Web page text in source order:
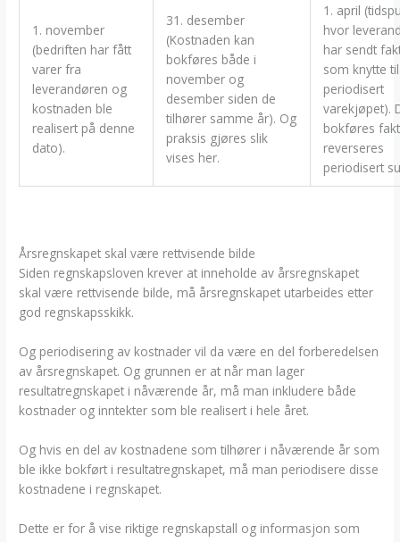
1. november
(bedriften har fått
varer fra
leverandøren og
kostnaden ble
realisert på denne
dato).
31. desember
(Kostnaden kan
bokføres både i
november og
desember siden de
tilhører samme år). Og
praksis gjøres slik
vises her.
1. april
hvor
har sendt
som knytte til
periodisert
varekjøpet).
bokføres
reverseres
periodisert
Årsregnskapet skal være rettvisende bilde
Siden regnskapsloven krever at inneholde av årsregnskapet
skal være rettvisende bilde, må årsregnskapet utarbeides etter
god regnskapsskikk.
Og periodisering av kostnader vil da være en del forberedelsen
av årsregnskapet. Og grunnen er at når man lager
resultatregnskapet i nåværende år, må man inkludere både
kostnader og inntekter som ble realisert i hele året.
Og hvis en del av kostnadene som tilhører i nåværende år som
ble ikke bokført i resultatregnskapet, må man periodisere disse
kostnadene i regnskapet.
Dette er for å vise riktige regnskapstall og informasjon som